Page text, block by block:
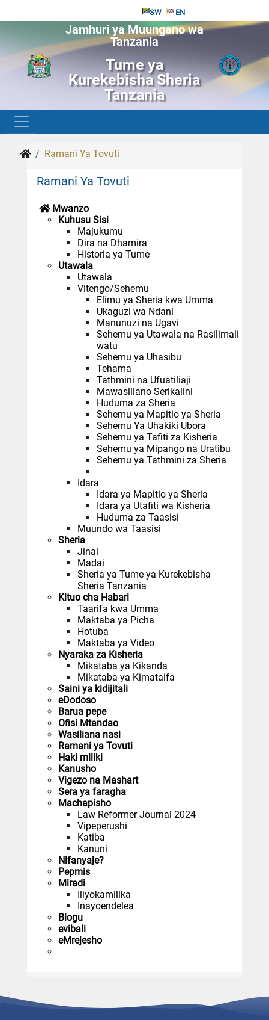
SW EN
Jamhuri ya Muungano wa
Tanzania
Tume ya
Kurekebisha Sheria
Tanzania
Ramani Ya Tovuti
Ramani Ya Tovuti
Mwanzo
Kuhusu Sisi
Majukumu
Dira na Dhamira
Historia ya Tume
Utawala
Utawala
Vitengo/Sehemu
Elimu ya Sheria kwa Umma
Ukaguzi wa Ndani
Manunuzi na Ugavi
Sehemu ya Utawala na Rasilimali
watu
Sehemu ya Uhasibu
Tehama
Tathmini na Ufuatiliaji
Mawasiliano Serikalini
Huduma za Sheria
Sehemu ya Mapitio ya Sheria
Sehemu Ya Uhakiki Ubora
Sehemu ya Tafiti za Kisheria
Sehemu ya Mipango na Uratibu
Sehemu ya Tathmini za Sheria
Idara
Idara ya Mapitio ya Sheria
Idara ya Utafiti wa Kisheria
Huduma za Taasisi
Muundo wa Taasisi
Sheria
Jinai
Madai
Sheria ya Tume ya Kurekebisha
Sheria Tanzania
Kituo cha Habari
Taarifa kwa Umma
Maktaba ya Picha
Hotuba
Maktaba ya Video
Nyaraka za Kisheria
Mikataba ya Kikanda
Mikataba ya Kimataifa
Saini ya kidijitali
eDodoso
Barua pepe
Ofisi Mtandao
Wasiliana nasi
Ramani ya Tovuti
Haki miliki
Kanusho
Vigezo na Mashart
Sera ya faragha
Machapisho
Law Reformer Journal 2024
Vipeperushi
Katiba
Kanuni
Nifanyaje?
Pepmis
Miradi
Iliyokamilika
Inayoendelea
Blogu
evibali
eMrejesho